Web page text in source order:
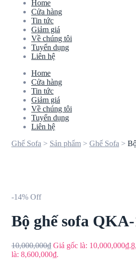
Home
Cửa hàng
Tin tức
Giảm giá
Về chúng tôi
Tuyển dụng
Liên hệ
Home
Cửa hàng
Tin tức
Giảm giá
Về chúng tôi
Tuyển dụng
Liên hệ
Ghế Sofa > Sản phẩm > Ghế Sofa >
-14% Off
Bộ ghế sofa
10,000,000₫ Giá gốc là: 10,000,000₫.
là: 8,600,000₫.